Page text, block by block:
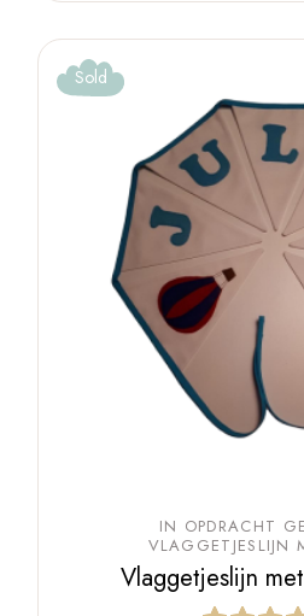
Sold
IN OPDRACHT
VLAGGETJESLIJN
Vlaggetjeslijn